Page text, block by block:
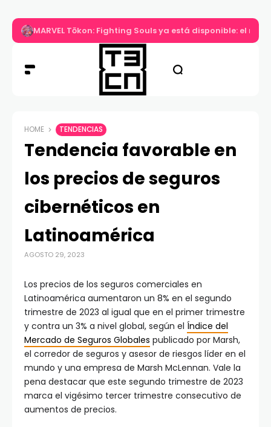
MARVEL Tōkon: Fighting Souls ya está disponible: el
HOME TENDENCIAS
Tendencia favorable en
los precios de seguros
cibernéticos en
Latinoamérica
AGOSTO 29, 2023
Los precios de los seguros comerciales en
Latinoamérica aumentaron un 8% en el segundo
trimestre de 2023 al igual que en el primer trimestre
y contra un 3% a nivel global, según el Índice del
Mercado de Seguros Globales publicado por Marsh,
el corredor de seguros y asesor de riesgos líder en el
mundo y una empresa de Marsh McLennan. Vale la
pena destacar que este segundo trimestre de 2023
marca el vigésimo tercer trimestre consecutivo de
aumentos de precios.